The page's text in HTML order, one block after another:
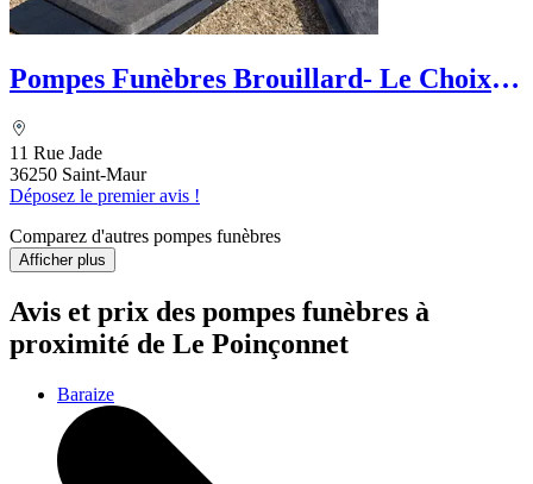
Pompes Funèbres Brouillard- Le Choix
11 Rue Jade
36250 Saint-Maur
Déposez le premier avis !
Comparez d'autres pompes funèbres
Afficher plus
Avis et prix des pompes funèbres à
proximité de Le Poinçonnet
Baraize